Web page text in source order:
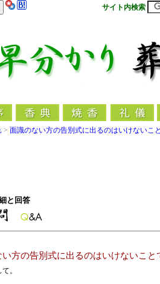
サイト内検索
> 面識のない方の告別式に出るのはいけないこ
と回答
方の告別式に出るのはいけないこと
。